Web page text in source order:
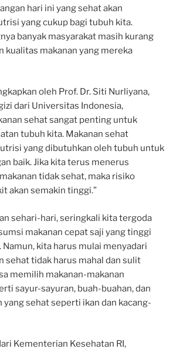
hari ini yang sehat akan
yang cukup bagi tubuh kita.
banyak masyarakat masih kurang
kualitas makanan yang mereka
oleh Prof. Dr. Siti Nurliyana,
dari Universitas Indonesia,
sehat sangat penting untuk
tubuh kita. Makanan sehat
yang dibutuhkan oleh tubuh untuk
baik. Jika kita terus menerus
tidak sehat, maka risiko
akan semakin tinggi.”
sehari-hari, seringkali kita tergoda
makanan cepat saji yang tinggi
Namun, kita harus mulai menyadari
sehat tidak harus mahal dan sulit
memilih makanan-makanan
sayur-sayuran, buah-buahan, dan
sehat seperti ikan dan kacang-
Kementerian Kesehatan RI,